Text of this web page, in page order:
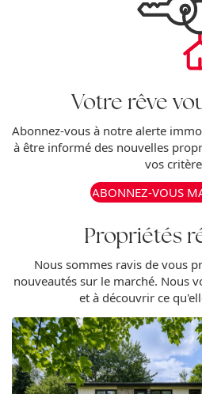
Votre rêve
Abonnez-vous à notre alerte
à être informé des nouvelles
vos
ABONNEZ-VOUS
Propriétés
Nous sommes ravis de vous
nouveautés sur le marché. Nous
et à découvrir ce